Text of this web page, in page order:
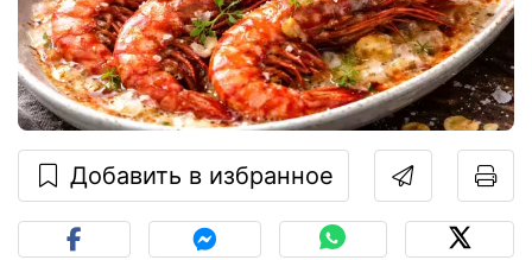
Добавить в избранное